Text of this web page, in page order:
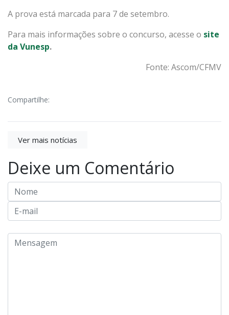
A prova está marcada para 7 de setembro.
Para mais informações sobre o concurso, acesse o site
da Vunesp.
Fonte: Ascom/CFMV
Compartilhe:
Ver mais notícias
Deixe um Comentário